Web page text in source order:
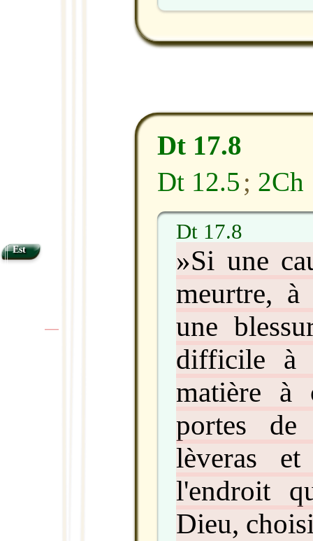
Dt 17.8
Dt 12.5; 2Ch
Dt 17.8
»Si une
meurtre,
une
difficile à
matière à
portes
lèveras
l'endroit
Dieu,
Est